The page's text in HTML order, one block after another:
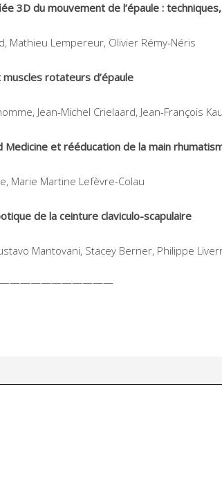
3D du mouvement de l’épaule :
Mathieu Lempereur, Olivier Rémy-Néris
rotateurs d’épaule
Jean-Michel Crielaard, Jean-François
Medicine et rééducation de la main
Marie Martine Lefèvre-Colau
de la ceinture claviculo-scapulaire
Mantovani, Stacey Berner, Philippe